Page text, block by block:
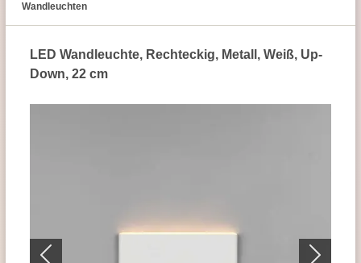
Wand­leuchten
LED Wandleuchte, Rechteckig, Metall, Weiß, Up-
Down, 22 cm